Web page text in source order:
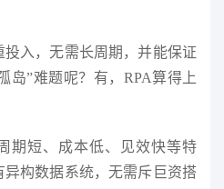
入，无需长周期，并能保证
岛”难题呢？有，RPA算得上
期短、成本低、见效快等特
异构数据系统，无需斥巨资搭